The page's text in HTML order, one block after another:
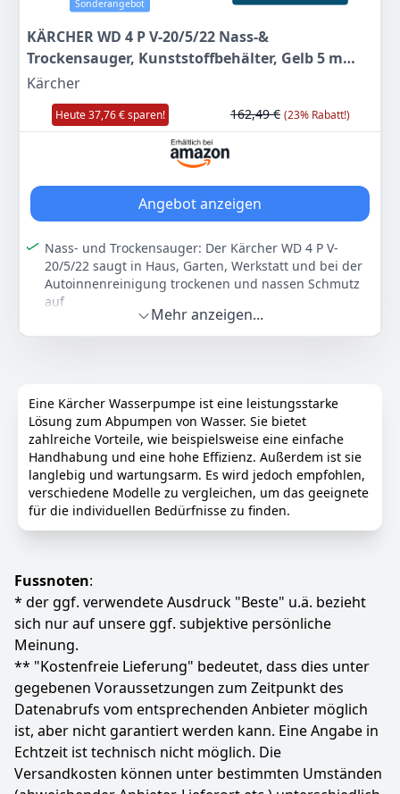
3/4" (26,44 mm) Außengewinde / max. 12 bar / max.
60°C
LIEFERUMFANG: 1 Wasserfilter
Farbe
- VARIOSAN
95 €
Anzeigen
Sonderangebot
KÄRCHER WD 4 P V-20/5/22 Nass-&
Trockensauger, Kunststoffbehälter, Gelb 5 m
Kabel, 2,2 m Saugschlauch, mit
Gerätesteckdose, Clips-Bodendüse, „Pull &
Push“-Verschlusssystem, Gelb
Kärcher
Heute 37,76 € sparen! 162,49 € (23% Rabatt!)
Angebot anzeigen
Nass- und Trockensauger: Der Kärcher WD 4 P V-
20/5/22 saugt in Haus, Garten, Werkstatt und bei der
Autoinnenreinigung trockenen und nassen Schmutz
auf
Flachfaltenfilter: Dank des Flachfaltenfilters kann man
ohne Filterwechsel zwischen Nass- und
Mit Steckdose: An die Steckdose mit
Ein-/Ausschaltautomatik lassen sich Elektrowerkzeuge
wie Säge oder Schleifmaschine anschließen, um
Holzstaub oder Späne direkt abzusaugen
Praktische Blasfunktion: Wenn Saugen nicht möglich
ist, zum Beispiel bei der Reinigung von Kiesbeeten,
lässt sich der Schmutz mit der Blasfunktion einfach
wegpusten
Bodendüse, Fugendüse, Adapter für
Elektrowerkzeuge, Flachfaltenfilter und
Vliesfilterbeutel
Farbe
Gelb KÄRCHER 8,67 kg
12473 €
UVP:162,49 €-23%
Anzeigen
Mehr anzeigen...
Eine Kärcher Wasserpumpe ist eine leistungsstarke
Lösung zum Abpumpen von Wasser. Sie bietet
zahlreiche Vorteile, wie beispielsweise eine einfache
Handhabung und eine hohe Effizienz. Außerdem ist sie
langlebig und wartungsarm. Es wird jedoch empfohlen,
verschiedene Modelle zu vergleichen, um das geeignete
für die individuellen Bedürfnisse zu finden.
Fussnoten:
* der ggf. verwendete Ausdruck "Beste" u.ä. bezieht
sich nur auf unsere ggf. subjektive persönliche
Meinung.
** "Kostenfreie Lieferung" bedeutet, dass dies unter
gegebenen Voraussetzungen zum Zeitpunkt des
Datenabrufs vom entsprechenden Anbieter möglich
ist, aber nicht garantiert werden kann. Eine Angabe in
Echtzeit ist technisch nicht möglich. Die
Versandkosten können unter bestimmten Umständen